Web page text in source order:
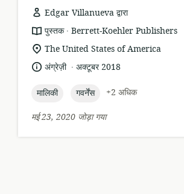
Edgar Villanueva द्वारा
संसाधन
प्रारूप:
पुस्तक .
प्रकाशक:Berrett-Koehler Publishers
सुसंगति
का
स्थान:
The United States of America
भाषा:अंग्रेज़ी .
प्रकाशनअक्टूबर 2018
topic:
मालिकी topic:
गवर्नेंस
+2 अधिक
मई 23, 2020 जोड़ा गया